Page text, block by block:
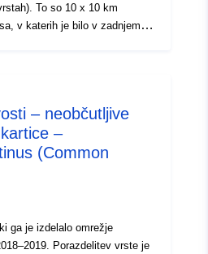
x 10 km
v katerih je bilo v zadnjem
mrežnih očes, v katerih je
tudi nepredvidljivi posamezniki.
znanja v času njegove
šteti za izčrpno. Prisotnost
je mogoča. Za več
– neobčutljive
–
(Common
ga je izdelalo omrežje
vrste je